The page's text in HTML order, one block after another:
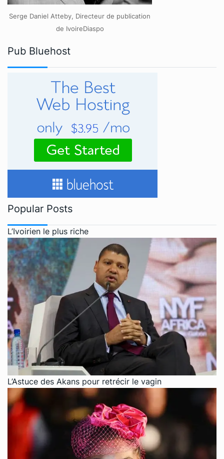
Serge Daniel Atteby, Directeur de publication
de IvoireDiaspo
Pub Bluehost
Popular Posts
L’Ivoirien le plus riche
L’Astuce des Akans pour retrécir le vagin